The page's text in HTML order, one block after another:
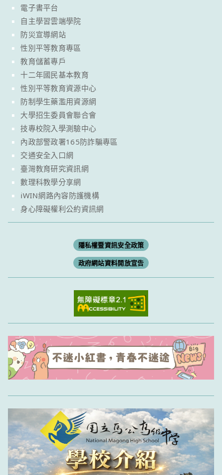
電子書平台
自主學習雲端學院
防災宣導網站
性別平等教育專區
教育儲蓄專戶
十二年國民基本教育
性別平等教育資源中心
防制學生藥濫用資源網
大學招生委員會聯合會
技專校院入學測驗中心
內政部警政署165防詐騙專區
交通安全入口網
臺灣教育研究資訊網
數理科教學分享網
iWIN網路內容防護機構
身心障礙權利公約資訊網
隱私權暨資訊安全政策
政府網站資料開放宣告